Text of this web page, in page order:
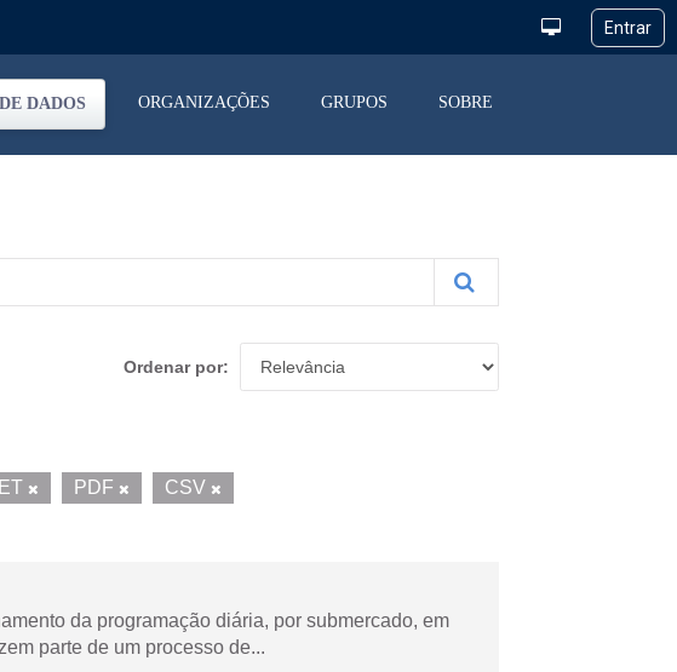
DADOS ORGANIZAÇÕES GRUPOS SOBRE
Ordenar por
PDF CSV
da programação diária, por submercado, em
parte de um processo de...